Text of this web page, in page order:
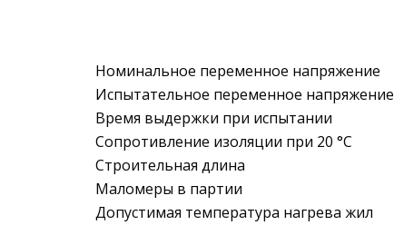
Номинальное переменное напряжение
Испытательное переменное напряжение
Время выдержки при испытании
Сопротивление изоляции при 20 °С
Строительная длина
Маломеры в партии
Допустимая температура нагрева жил